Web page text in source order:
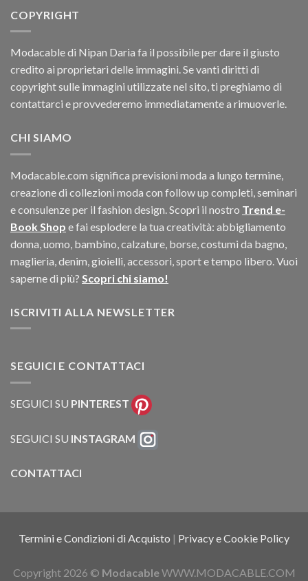
COPYRIGHT
Modacable di Nipan Daria fa il possibile per dare il giusto
credito ai proprietari delle immagini. Se vanti diritti di
copyright sulle immagini utilizzate nel sito, ti preghiamo di
contattarci e provvederemo immediatamente a rimuoverle.
CHI SIAMO
Modacable.com significa previsioni moda a lungo termine,
creazione di collezioni moda con follow up completi, seminari
e consulenze per il fashion design. Scopri il nostro Trend e-
Book Shop e fai esplodere la tua creatività: abbigliamento
donna, uomo, bambino, calzature, borse, costumi da bagno,
maglieria, denim, gioielli, accessori, sport e tempo libero. Vuoi
saperne di più? Scopri chi siamo!
ISCRIVITI ALLA NEWSLETTER
SEGUICI E CONTATTACI
SEGUICI SU PINTEREST
SEGUICI SU INSTAGRAM
CONTATTACI
Termini e Condizioni di Acquisto | Privacy e Cookie Policy
Copyright 2026 © ModacableWWW.MODACABLE.COM